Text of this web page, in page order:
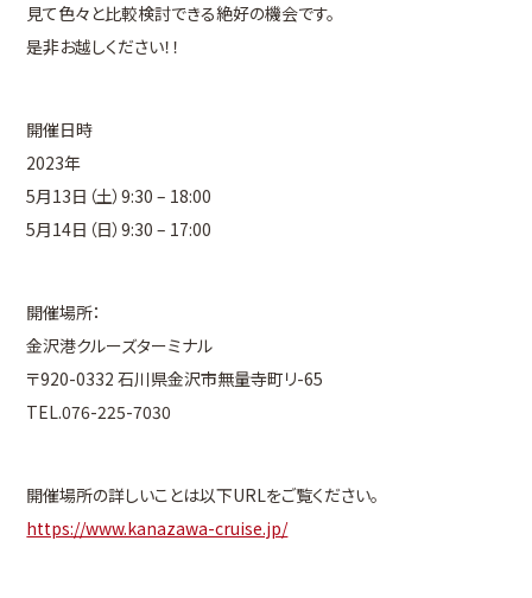
見て色々と比較検討できる絶好の機会です。
是非お越しください！！
開催日時
2023年
5月13日（土）9:30 – 18:00
5月14日（日）9:30 – 17:00
開催場所：
金沢港クルーズターミナル
〒920-0332 石川県金沢市無量寺町リ-65
TEL.076-225-7030
開催場所の詳しいことは以下URLをご覧ください。
https://www.kanazawa-cruise.jp/